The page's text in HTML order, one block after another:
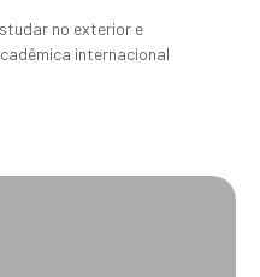
no exterior e
internacional